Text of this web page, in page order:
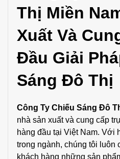
Thị Miền
Xuất Và
Đầu Giải
Sáng Đô Thị
Công Ty Chiếu Sáng Đô
nhà sản xuất và cung cấp
hàng đầu tại Việt Nam. Với
trong ngành, chúng tôi luôn
khách hàng những sản